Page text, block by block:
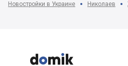
Новостройки в Украине Николаев


